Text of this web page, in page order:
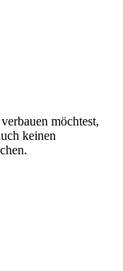
möchtest,
keinen